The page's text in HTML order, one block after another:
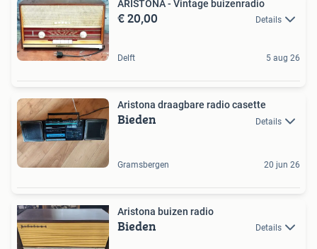
ARISTONA - Vintage buizenradio
€ 20,00 Details
Delft 5 aug 26
Aristona draagbare radio casette
Bieden Details
Gramsbergen 20 jun 26
Aristona buizen radio
Bieden Details